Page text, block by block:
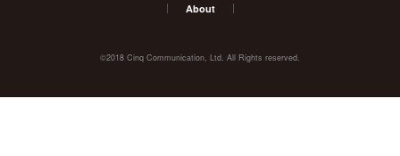
About
©2018 Cinq Communication, Ltd. All Rights reserved.